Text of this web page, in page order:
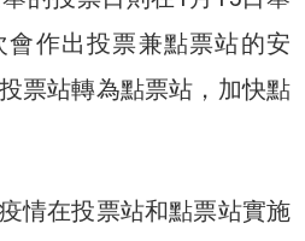
作出投票兼點票站的安
票站轉為點票站，加快點
情在投票站和點票站實施